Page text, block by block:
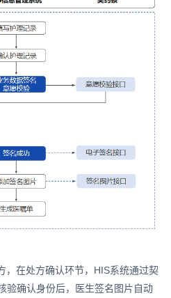
在处方确认环节，HIS系统通过契
验确认身份后，医生签名图片自动